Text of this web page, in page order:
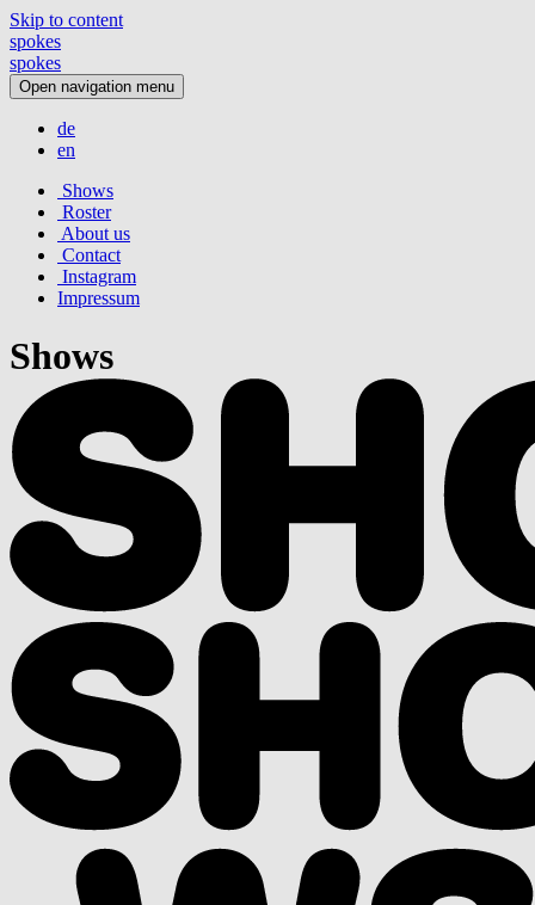
Skip to content
spokes
spokes
Open navigation menu
de
en
Shows
Roster
About us
Contact
Instagram
Impressum
Shows